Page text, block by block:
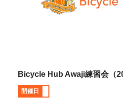
Bicycle Hub Awaji練習会（
開催日